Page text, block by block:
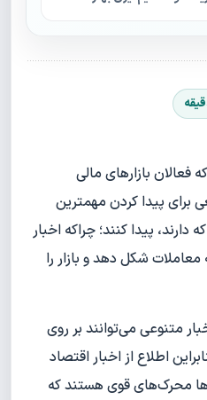
بازارهای مالی
برای پیدا کردن مهمترین
دارند، پیدا کنند؛ چراکه اخبار
معاملات شکل دهد و بازار را
متنوعی می‌توانند بر روی
اطلاع از اخبار اقتصاد
محرک‌های قوی هستند که